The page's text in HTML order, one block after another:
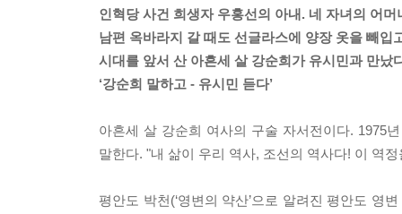
인혁당 사건 희생자 우홍선의 아내. 네 자녀의 어머
남편 옥바라지 갈 때도 선글라스에 양장 옷을 빼입
시대를 앞서 산 아흔세 살 강순희가 유시민과 만났
‘강순희 말하고 - 유시민 듣다’
아흔세 살 강순희 여사의 구술 자서전이다. 1975
말한다. "내 삶이 우리 역사, 조선의 역사다! 이 역
평안도 박천(‘영변의 약산’으로 알려진 평안도 영